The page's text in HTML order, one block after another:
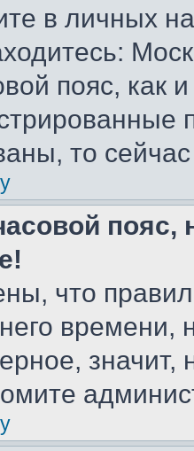
в личных
пояс, как
то
пояс,
что
значит,